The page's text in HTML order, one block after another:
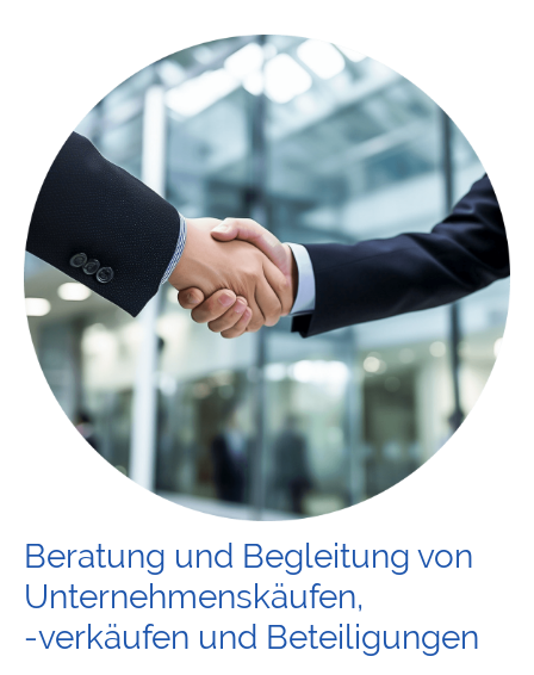
Beratung und Begleitung von
Unternehmenskäufen,
-verkäufen und Beteiligungen